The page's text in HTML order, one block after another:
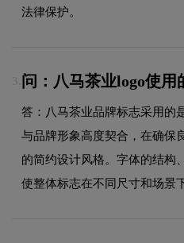
法律保护。
3. 问：八马茶业logo使用
答：八马茶业品牌标志采用的
与品牌形象高度契合，在确保
的简约设计风格。字体的结构
使整体标志在不同尺寸和场景